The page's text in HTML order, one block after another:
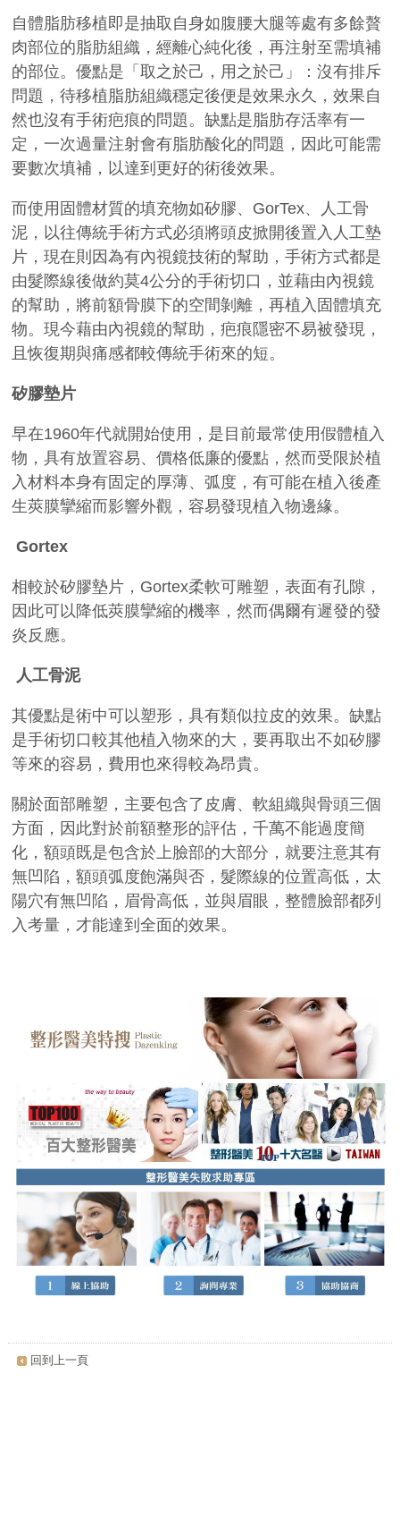
自體脂肪移植即是抽取自身如腹腰大腿等處有多餘贅
肉部位的脂肪組織，經離心純化後，再注射至需填補
的部位。優點是「取之於己，用之於己」：沒有排斥
問題，待移植脂肪組織穩定後便是效果永久，效果自
然也沒有手術疤痕的問題。缺點是脂肪存活率有一
定，一次過量注射會有脂肪酸化的問題，因此可能需
要數次填補，以達到更好的術後效果。
而使用固體材質的填充物如矽膠、 GorTex、人工骨
泥，以往傳統手術方式必須將頭皮掀開後置入人工墊
片，現在則因為有內視鏡技術的幫助，手術方式都是
由髮際線後做約莫4公分的手術切口，並藉由內視鏡
的幫助，將前額骨膜下的空間剝離，再植入固體填充
物。現今藉由內視鏡的幫助，疤痕隱密不易被發現，
且恢復期與痛感都較傳統手術來的短。
矽膠墊片
早在1960年代就開始使用，是目前最常使用假體植入
物，具有放置容易、價格低廉的優點，然而受限於植
入材料本身有固定的厚薄、弧度，有可能在植入後產
生莢膜攣縮而影響外觀，容易發現植入物邊緣。
Gortex
相較於矽膠墊片， Gortex柔軟可雕塑，表面有孔隙，
因此可以降低莢膜攣縮的機率，然而偶爾有遲發的發
炎反應。
人工骨泥
其優點是術中可以塑形，具有類似拉皮的效果。缺點
是手術切口較其他植入物來的大，要再取出不如矽膠
等來的容易，費用也來得較為昂貴。
關於面部雕塑，主要包含了皮膚、軟組織與骨頭三個
方面，因此對於前額整形的評估，千萬不能過度簡
化，額頭既是包含於上臉部的大部分，就要注意其有
無凹陷，額頭弧度飽滿與否，髮際線的位置高低，太
陽穴有無凹陷，眉骨高低，並與眉眼，整體臉部都列
入考量，才能達到全面的效果。
回到上一頁